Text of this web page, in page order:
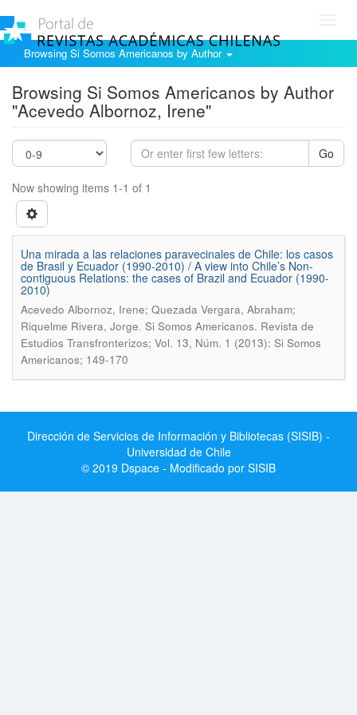
Browsing Si Somos Americanos by Author
Browsing Si Somos Americanos by Author
"Acevedo Albornoz, Irene"
Go
Now showing items 1-1 of 1
Una mirada a las relaciones paravecinales de Chile: los casos
de Brasil y Ecuador (1990-2010) / A view into Chile’s Non-
contiguous Relations: the cases of Brazil and Ecuador (1990-
2010)
Acevedo Albornoz, Irene; Quezada Vergara, Abraham;
Riquelme Rivera, Jorge. Si Somos Americanos. Revista de
Estudios Transfronterizos; Vol. 13, Núm. 1 (2013): Si Somos
Americanos; 149-170
Dirección de Servicios de Información y Bibliotecas (SISIB) -
Universidad de Chile
© 2019 Dspace - Modificado por SISIB